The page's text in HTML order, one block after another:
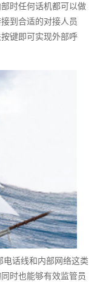
时任何话机都可以做
到合适的对接人员
键即可实现外部呼
电话线和内部网络这类
时也能够有效监管员